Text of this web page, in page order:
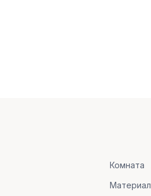
Комната
Материал